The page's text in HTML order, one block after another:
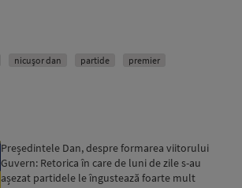
nicușor dan partide premier
Președintele Dan, despre formarea viitorului
Guvern: Retorica în care de luni de zile s-au
așezat partidele le îngustează foarte mult